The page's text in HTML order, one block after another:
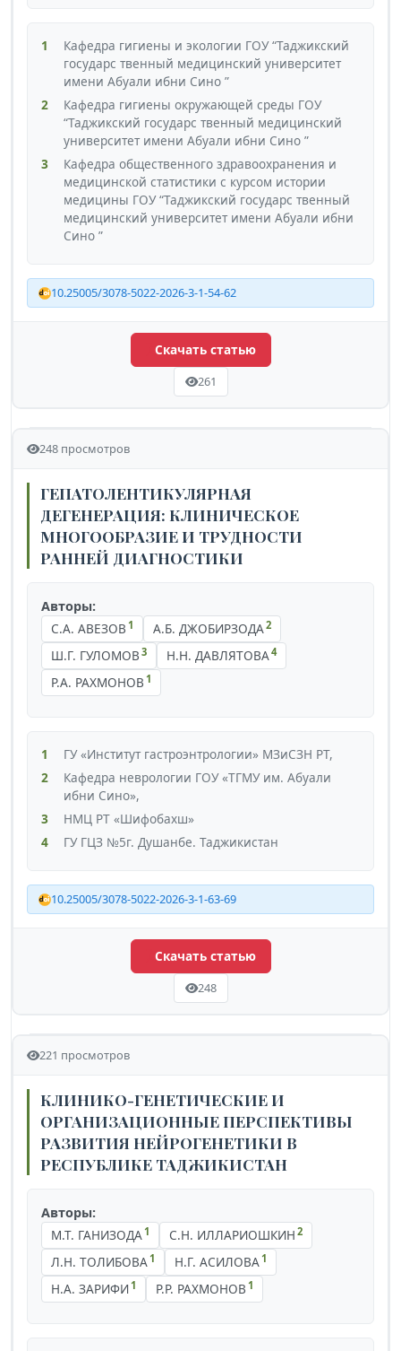
1
Кафедра гигиены и экологии ГОУ “Таджикский
государс твенный медицинский университет
имени Абуали ибни Сино ”
2
Кафедра гигиены окружающей среды ГОУ
“Таджикский государс твенный медицинский
университет имени Абуали ибни Сино ”
3
Кафедра общественного здравоохранения и
медицинской статистики с курсом истории
медицины ГОУ “Таджикский государс твенный
медицинский университет имени Абуали ибни
Сино ”
10.25005/3078-5022-2026-3-1-54-62
Скачать статью
261
248 просмотров
ГЕПАТОЛЕНТИКУЛЯРНАЯ
ДЕГЕНЕРАЦИЯ: КЛИНИЧЕСКОЕ
МНОГООБРАЗИЕ И ТРУДНОСТИ
РАННЕЙ ДИАГНОСТИКИ
Авторы:
С.А. АВЕЗОВ 1 А.Б. ДЖОБИРЗОДА2
Ш.Г. ГУЛОМОВ 3 Н.Н. ДАВЛЯТОВА4
Р.А. РАХМОНОВ 1
1
ГУ «Институт гастроэнтрологии» МЗиСЗН РТ,
2
Кафедра неврологии ГОУ «ТГМУ им. Абуали
ибни Сино»,
3
НМЦ РТ «Шифобахш»
4
ГУ ГЦЗ №5г. Душанбе. Таджикистан
10.25005/3078-5022-2026-3-1-63-69
Скачать статью
248
221 просмотров
КЛИНИКО-ГЕНЕТИЧЕСКИЕ И
ОРГАНИЗАЦИОННЫЕ ПЕРСПЕКТИВЫ
РАЗВИТИЯ НЕЙРОГЕНЕТИКИ В
РЕСПУБЛИКЕ ТАДЖИКИСТАН
Авторы:
М.Т. ГАНИЗОДА1 С.Н. ИЛЛАРИОШКИН 2
Л.Н. ТОЛИБОВА1 Н.Г. АСИЛОВА1
Н.А. ЗАРИФИ1 Р.Р. РАХМОНОВ 1